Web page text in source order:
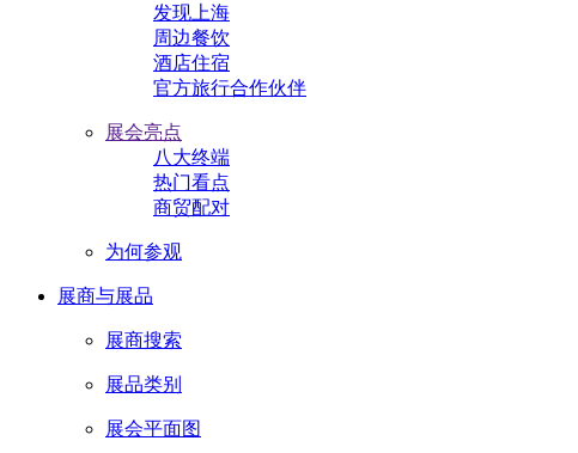
发现上海
周边餐饮
酒店住宿
官方旅行合作伙伴
展会亮点
八大终端
热门看点
商贸配对
为何参观
展商与展品
展商搜索
展品类别
展会平面图